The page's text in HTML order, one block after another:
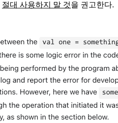
절대 사용하지 말 것을 권고한다.